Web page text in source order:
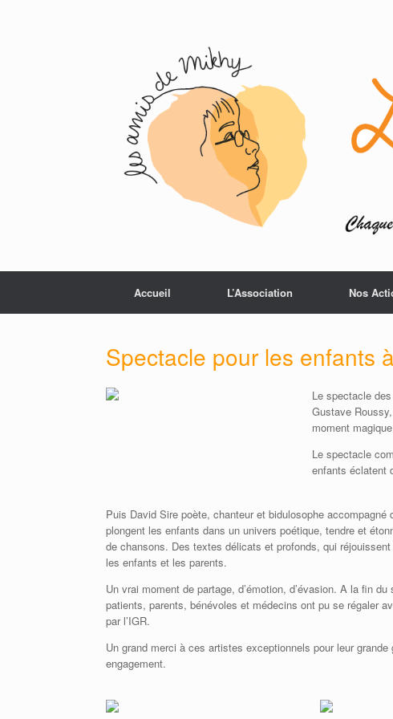
Accueil L’Association Nos
Spectacle pour les enfants
Le spectacle
Gustave
moment
Le spectacle
enfants éclatent
Puis David Sire poète, chanteur et bidulosophe accompagné
plongent les enfants dans un univers poétique, tendre et
de chansons. Des textes délicats et profonds, qui réjouissent
les enfants et les parents.
Un vrai moment de partage, d’émotion, d’évasion. A la fin
patients, parents, bénévoles et médecins ont pu se régaler
par l’IGR.
Un grand merci à ces artistes exceptionnels pour leur grande
engagement.